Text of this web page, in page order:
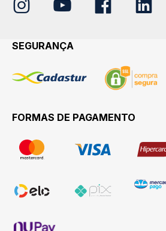
SEGURANÇA
FORMAS DE PAGAMENTO